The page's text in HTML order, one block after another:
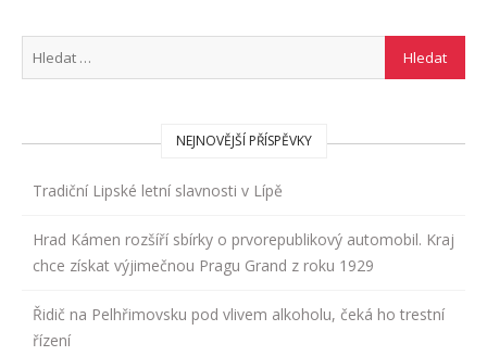
NEJNOVĚJŠÍ PŘÍSPĚVKY
Tradiční Lipské letní slavnosti v Lípě
Hrad Kámen rozšíří sbírky o prvorepublikový automobil. Kraj
chce získat výjimečnou Pragu Grand z roku 1929
Řidič na Pelhřimovsku pod vlivem alkoholu, čeká ho trestní
řízení